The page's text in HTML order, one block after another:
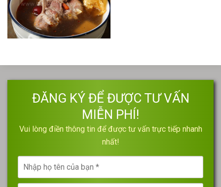
ĐĂNG KÝ ĐỂ ĐƯỢC TƯ VẤN
MIỄN PHÍ!
Vui lòng điền thông tin để được tư vấn trực tiếp nhanh
nhất!
họ
tên